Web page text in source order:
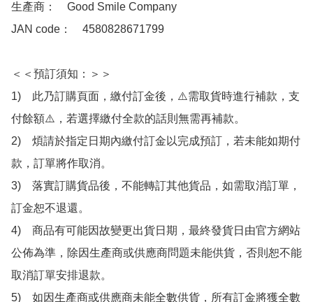
生產商：　Good Smile Company
JAN code：　4580828671799
＜＜預訂須知：＞＞
1)　此乃訂購頁面，繳付訂金後，⚠️需取貨時進行補款，支
付餘額⚠️，若選擇繳付全款的話則無需再補款。
2)　煩請於指定日期內繳付訂金以完成預訂，若未能如期付
款，訂單將作取消。
3)　落實訂購貨品後，不能轉訂其他貨品，如需取消訂單，
訂金恕不退還。
4)　商品有可能因故變更出貨日期，最終發貨日由官方網站
公佈為準，除因生產商或供應商問題未能供貨，否則恕不能
取消訂單安排退款。
5)　如因生產商或供應商未能全數供貨，所有訂金將獲全數